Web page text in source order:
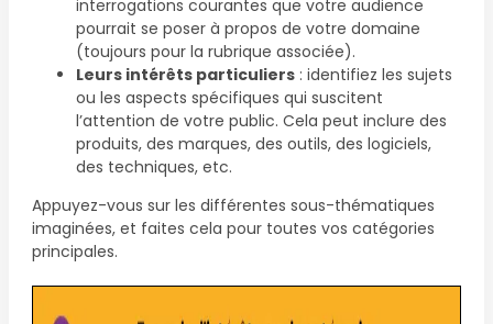
interrogations courantes que votre audience
pourrait se poser à propos de votre domaine
(toujours pour la rubrique associée).
Leurs intérêts particuliers : identifiez les sujets
ou les aspects spécifiques qui suscitent
l’attention de votre public. Cela peut inclure des
produits, des marques, des outils, des logiciels,
des techniques, etc.
Appuyez-vous sur les différentes sous-thématiques
imaginées, et faites cela pour toutes vos catégories
principales.